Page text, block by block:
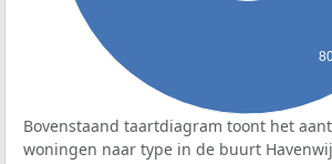
Bovenstaand taartdiagram toont het
woningen naar type in de buurt